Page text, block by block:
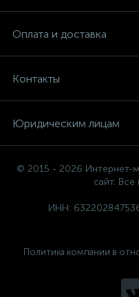
Оплата и доставка
Контакты
Юридическим лицам
© 2015 - 2026 Интернет-
сайт.
ИНН:
Политика компании в